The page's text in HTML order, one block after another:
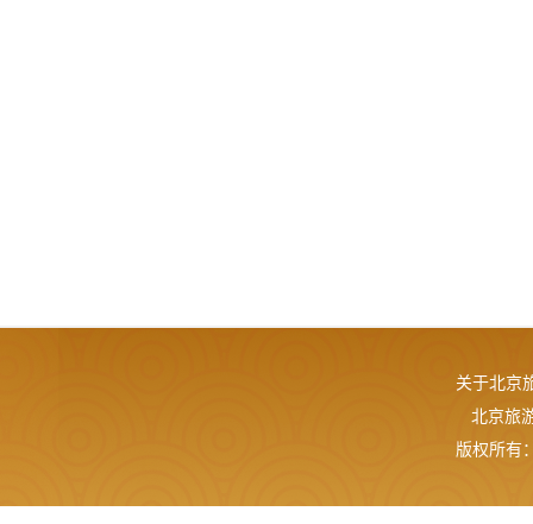
关于北京
北京旅
版权所有